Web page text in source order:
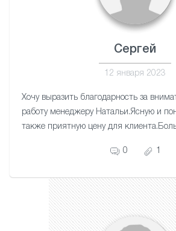
Сергей
12 января 2023
Хочу выразить благодарность за
работу менеджеру Натальи.Ясную и
также приятную цену для
работу.Приятно за свои деньги
красивыми потолками выглядит
0 1